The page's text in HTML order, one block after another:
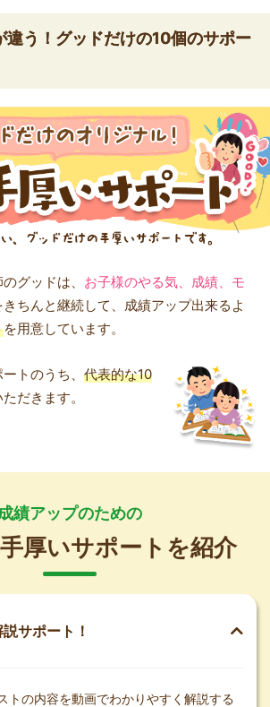
違う！グッドだけの10個のサポー
グッドは、 お子様のやる気、成績、モ
きちんと継続して、成績アップ出来るよ
を用意しています。
トのうち、 代表的な10
だきます。
績アップのための
厚いサポートを紹介
サポート！
トの内容を動画でわかりやすく解説する